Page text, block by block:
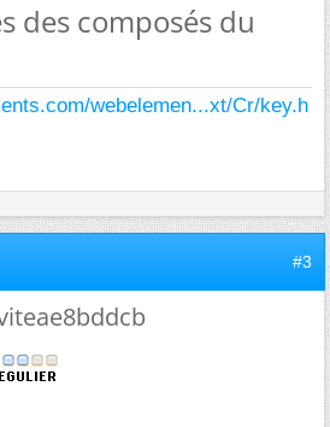
des composés du
webelemen...xt/Cr/key.h
#3